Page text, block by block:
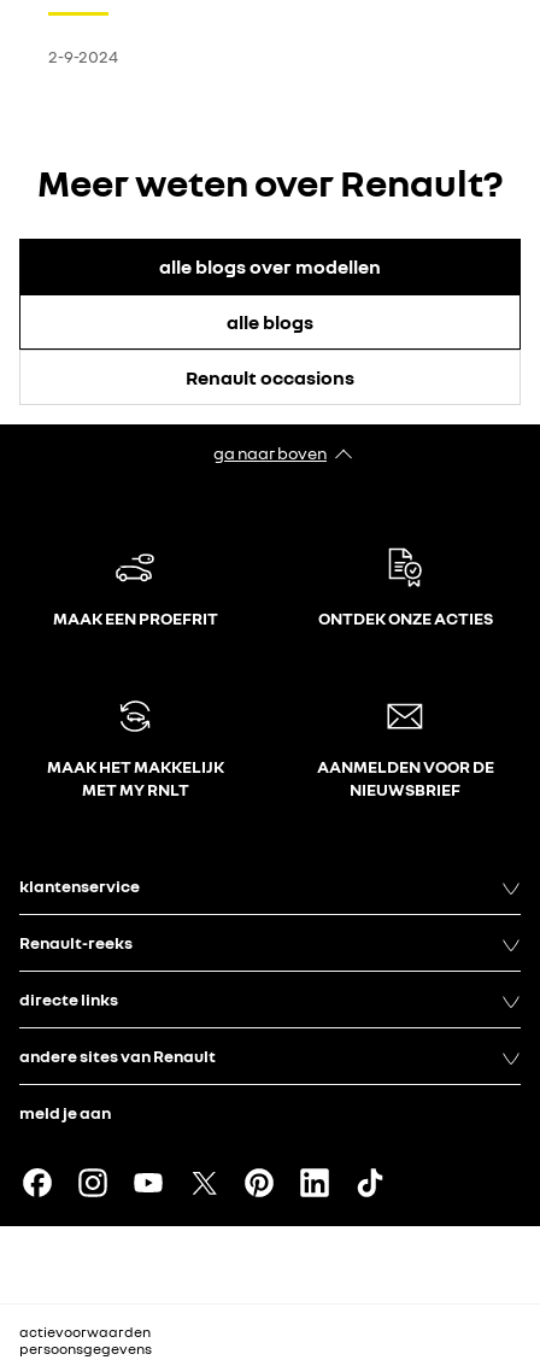
2-9-2024
Meer weten over Renault?
alle blogs over modellen
alle blogs
Renault occasions
ga naar boven
MAAK EEN PROEFRIT ONTDEK ONZE ACTIES
MAAK HET MAKKELIJK
MET MY RNLT
AANMELDEN VOOR DE
NIEUWSBRIEF
klantenservice
Renault-reeks
directe links
andere sites van Renault
meld je aan
actievoorwaarden
persoonsgegevens